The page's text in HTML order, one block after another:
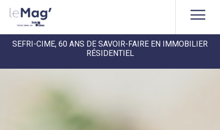
SEFRI-CIME, 60 ANS DE SAVOIR-FAIRE EN IMMOBILIER
RÉSIDENTIEL